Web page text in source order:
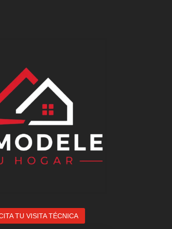
TU VISITA TÉCNICA